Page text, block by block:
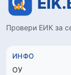
Провери ЕИК за
ИНФО
ОУ